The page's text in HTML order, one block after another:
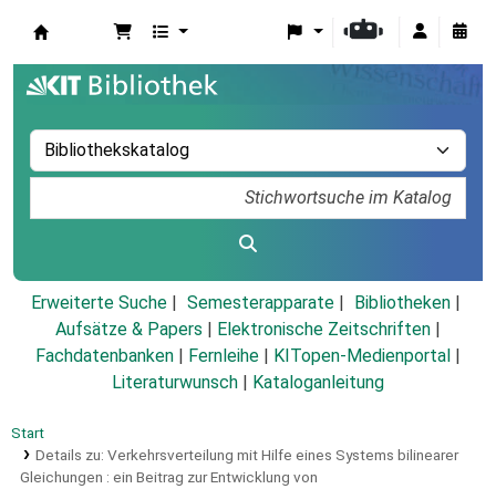
Erweiterte Suche Semesterapparate
Bibliotheken
Aufsätze & Papers
Elektronische Zeitschriften
Fachdatenbanken
Fernleihe KITopen-Medienportal
Literaturwunsch
Kataloganleitung
Start
Details zu: Verkehrsverteilung mit Hilfe eines Systems bilinearer
Gleichungen : ein Beitrag zur Entwicklung von